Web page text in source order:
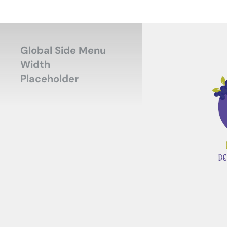
Global Side Menu
Width
Placeholder